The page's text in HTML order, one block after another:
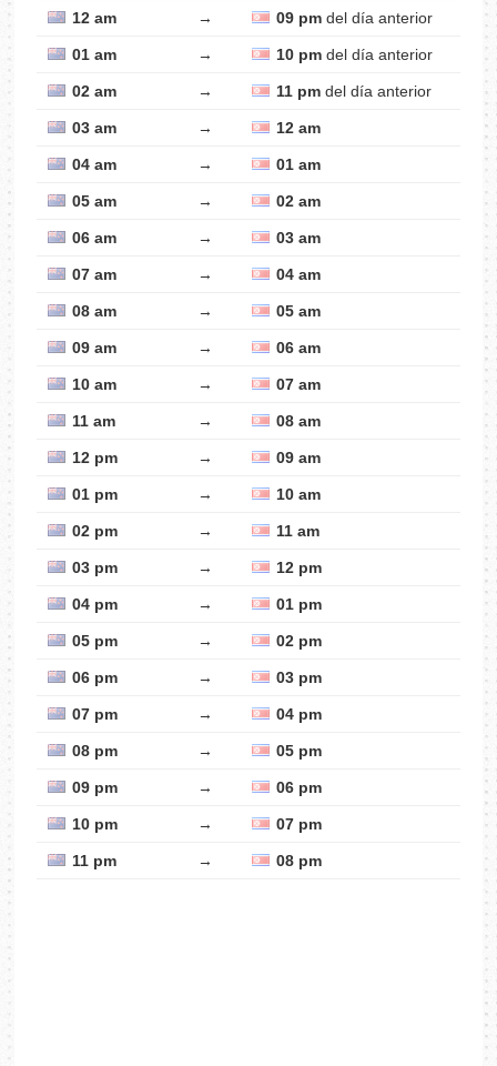
12 am → 09 pm del día anterior
01 am → 10 pm del día anterior
02 am → 11 pm del día anterior
03 am → 12 am
04 am → 01 am
05 am → 02 am
06 am → 03 am
07 am → 04 am
08 am → 05 am
09 am → 06 am
10 am → 07 am
11 am → 08 am
12 pm → 09 am
01 pm → 10 am
02 pm → 11 am
03 pm → 12 pm
04 pm → 01 pm
05 pm → 02 pm
06 pm → 03 pm
07 pm → 04 pm
08 pm → 05 pm
09 pm → 06 pm
10 pm → 07 pm
11 pm → 08 pm